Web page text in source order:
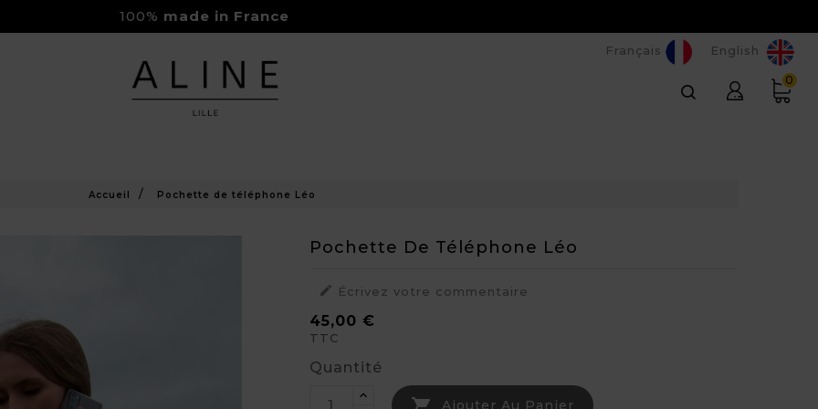
100% made in France
Livraison Gratuite à partir de 150€
0
Français English
Accueil Pochette de téléphone Léo
Pochette De Téléphone Léo
 Écrivez votre commentaire
45,00 €
TTC
Quantité
Ajouter Au Panier